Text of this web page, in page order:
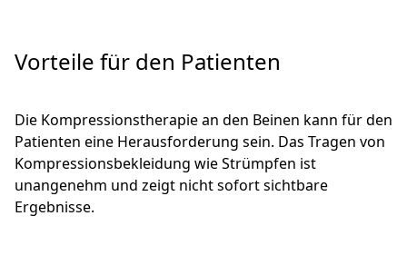
Vorteile für den Patienten
Die Kompressionstherapie an den Beinen kann für den
Patienten eine Herausforderung sein. Das Tragen von
Kompressionsbekleidung wie Strümpfen ist
unangenehm und zeigt nicht sofort sichtbare
Ergebnisse.